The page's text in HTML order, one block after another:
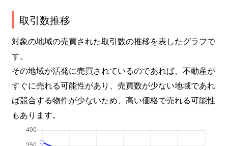
取引数推移
対象の地域の売買された取引数の推移を表したグラフで
す。
その地域が活発に売買されているのであれば、不動産が
すぐに売れる可能性があり、売買数が少ない地域であれ
ば競合する物件が少ないため、高い価格で売れる可能性
もあります。